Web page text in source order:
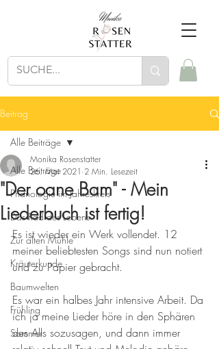
Beitrag
Alle Beiträge
Phänologie im Jahreskreis
Das Rad des Lebens
Zur alten Mühle
Kräuterkunde
Baumwelten
Frühling
Sommer
Alle Beiträge
"Der oane Bam" - Mein
Liederbuch ist fertig!
Monika Rosenstatter
26. Mai 2021 2 Min. Lesezeit
Es ist wieder ein Werk vollendet. 12
meiner beliebtesten Songs sind nun notiert
und zu Papier gebracht.
Es war ein halbes Jahr intensive Arbeit. Da
ich ja meine Lieder höre in den Sphären
des Alls sozusagen, und dann immer